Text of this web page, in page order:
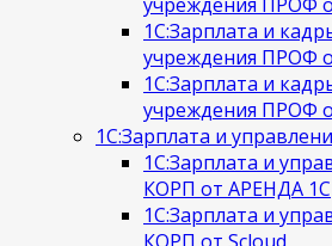
1С:Зарплата и
учреждения ПРОФ
1С:Зарплата и
учреждения ПРОФ
1С:Зарплата и
1С:Зарплата и
КОРП от АРЕНДА 1С
1С:Зарплата и
КОРП от Scloud